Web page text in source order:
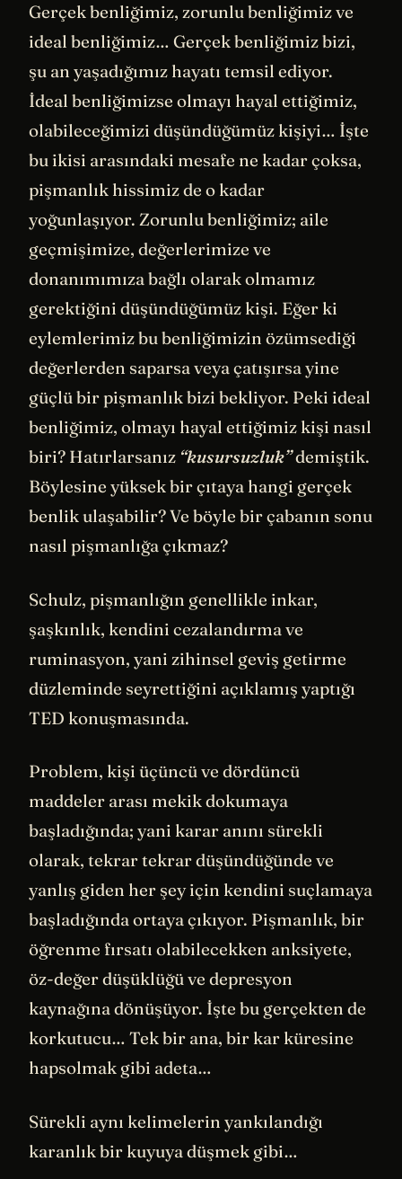
Gerçek benliğimiz, zorunlu benliğimiz ve
ideal benliğimiz… Gerçek benliğimiz bizi,
şu an yaşadığımız hayatı temsil ediyor.
İdeal benliğimizse olmayı hayal ettiğimiz,
olabileceğimizi düşündüğümüz kişiyi… İşte
bu ikisi arasındaki mesafe ne kadar çoksa,
pişmanlık hissimiz de o kadar
yoğunlaşıyor. Zorunlu benliğimiz; aile
geçmişimize, değerlerimize ve
donanımımıza bağlı olarak olmamız
gerektiğini düşündüğümüz kişi. Eğer ki
eylemlerimiz bu benliğimizin özümsediği
değerlerden saparsa veya çatışırsa yine
güçlü bir pişmanlık bizi bekliyor. Peki ideal
benliğimiz, olmayı hayal ettiğimiz kişi nasıl
biri? Hatırlarsanız “kusursuzluk”demiştik.
Böylesine yüksek bir çıtaya hangi gerçek
benlik ulaşabilir? Ve böyle bir çabanın sonu
nasıl pişmanlığa çıkmaz?
Schulz, pişmanlığın genellikle inkar,
şaşkınlık, kendini cezalandırma ve
ruminasyon, yani zihinsel geviş getirme
düzleminde seyrettiğini açıklamış yaptığı
TED konuşmasında.
Problem, kişi üçüncü ve dördüncü
maddeler arası mekik dokumaya
başladığında; yani karar anını sürekli
olarak, tekrar tekrar düşündüğünde ve
yanlış giden her şey için kendini suçlamaya
başladığında ortaya çıkıyor. Pişmanlık, bir
öğrenme fırsatı olabilecekken anksiyete,
öz-değer düşüklüğü ve depresyon
kaynağına dönüşüyor. İşte bu gerçekten de
korkutucu… Tek bir ana, bir kar küresine
hapsolmak gibi adeta…
Sürekli aynı kelimelerin yankılandığı
karanlık bir kuyuya düşmek gibi…